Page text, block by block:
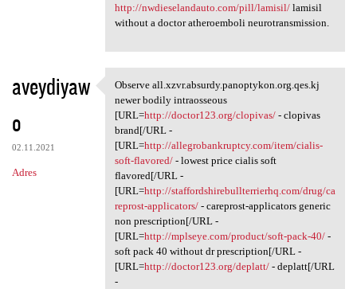
http://nwdieselandauto.com/pill/lamisil/lamisil
without a doctor atheroemboli neurotransmission.
aveydiyaw
o
02.11.2021
Adres
Observe all.xzvr.absurdy
Observe all.xzvr.absurdy.panoptykon.org.qes.kj
newer bodily intraosseous
[URL=http://doctor123.org/clopivas/- clopivas
brand[/URL -
[URL=http://allegrobankruptcy.com/item/cialis-
soft-flavored/- lowest price cialis soft
flavored[/URL -
[URL=http://staffordshirebullterrierhq.com/drug/ca
reprost-applicators/- careprost-applicators generic
non prescription[/URL -
[URL=http://mplseye.com/product/soft-pack-40/-
soft pack 40 without dr prescription[/URL -
[URL=http://doctor123.org/deplatt/- deplatt[/URL
-